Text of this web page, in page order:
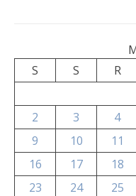
S
S R
2
3 4
9
10 11
16
17 18
23
24 25